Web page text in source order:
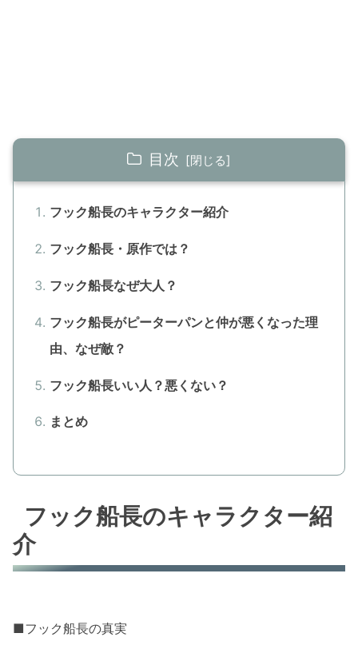
目次
フック船長のキャラクター紹介
フック船長・原作では？
フック船長なぜ大人？
フック船長がピーターパンと仲が悪くなった理
由、なぜ敵？
フック船長いい人？悪くない？
まとめ
フック船長のキャラクター紹
介
■フック船長の真実